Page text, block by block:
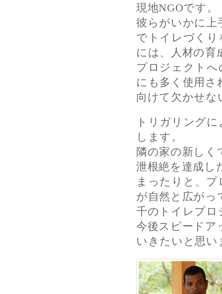
現地NGOです。
彼らがいかに上
でトイレづくり
には、人材の育
プロジェクトへ
にも多く使用さ
向けて欠かせな
トリガリング
します。
隣の家の新しく
泄根絶を達成し
まったりと、
が自然と広がっ
千のトイレプロ
今後スピードア
いきたいと思い